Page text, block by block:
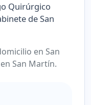
Quirúrgico
de San
en San
San Martín.